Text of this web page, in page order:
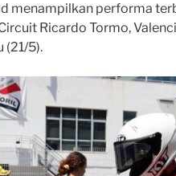
menampilkan performa
Ricardo Tormo,
(21/5).